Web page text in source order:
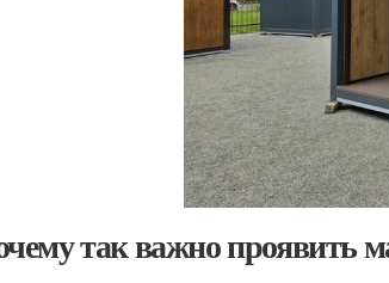
так важно проявить